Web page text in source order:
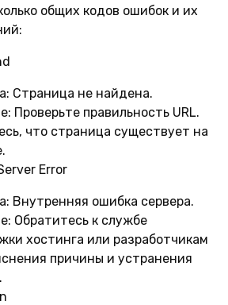
общих кодов ошибок и их
Страница не найдена.
Проверьте правильность URL.
что страница существует на
Error
Внутренняя ошибка сервера.
Обратитесь к службе
хостинга или разработчикам
причины и устранения